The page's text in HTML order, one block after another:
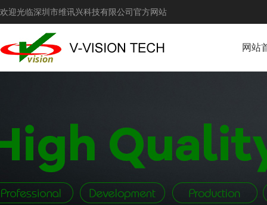
欢迎光临深圳市维讯兴科技有限公司官方网站
网站